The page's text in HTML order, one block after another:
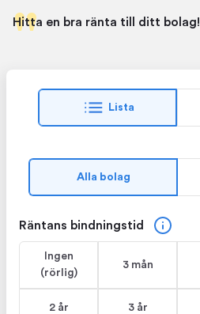
Hitta en bra ränta till ditt bolag!
Lista
Alla bolag
Räntans bindningstid
Ingen
(rörlig)
3 mån
2 år 3 år